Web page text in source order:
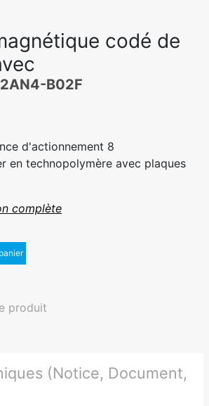
codé de
B02F
d'actionnement 8
en technopolymère avec plaques
complète
produit
(Notice, Document,